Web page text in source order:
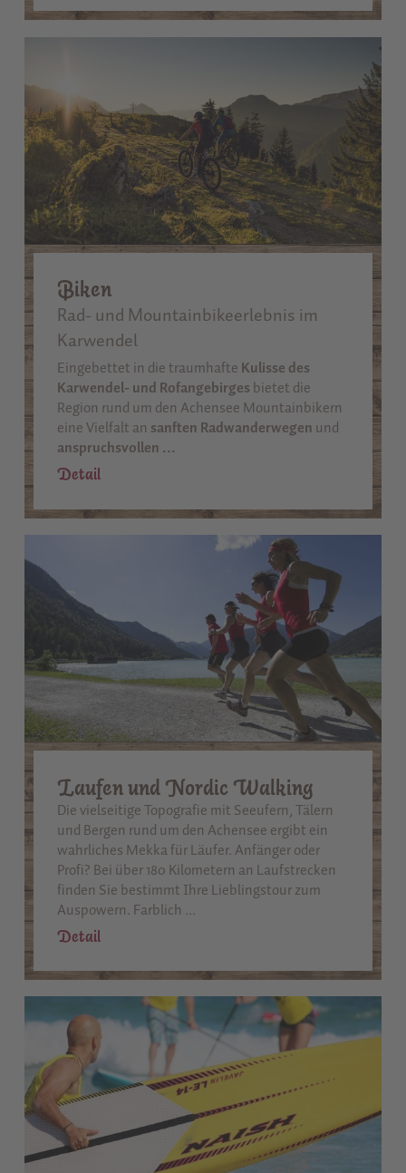
Biken
Rad- und Mountainbikeerlebnis im
Karwendel
Eingebettet in die traumhafte Kulisse des
Karwendel- und Rofangebirges bietet die
Region rund um den Achensee Mountainbikern
eine Vielfalt an sanften Radwanderwegen und
anspruchsvollen ...
Detail
Laufen und Nordic Walking
Die vielseitige Topografie mit Seeufern, Tälern
und Bergen rund um den Achensee ergibt ein
wahrliches Mekka für Läufer. Anfänger oder
Profi? Bei über 180 Kilometern an Laufstrecken
finden Sie bestimmt Ihre Lieblingstour zum
Auspowern. Farblich ...
Detail